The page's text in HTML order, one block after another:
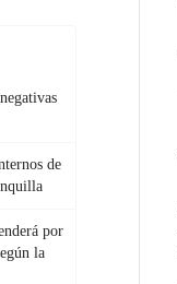
de
por
la